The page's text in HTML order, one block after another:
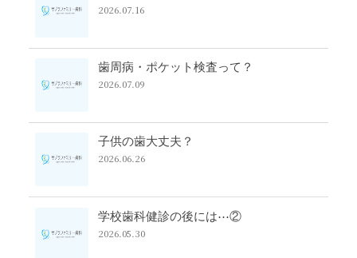
2026.07.16
歯周病・ポケット検査って？
2026.07.09
子供の歯大丈夫？
2026.06.26
学校歯科健診の後には⋯②
2026.05.30